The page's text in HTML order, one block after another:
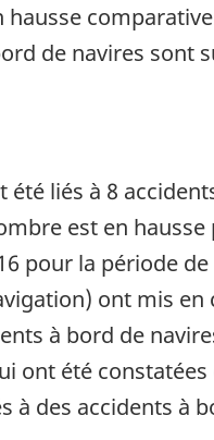
de navires sont
liés à 8
est en
pour la période de
ont mis en
à bord de
ont été
à des accidents à